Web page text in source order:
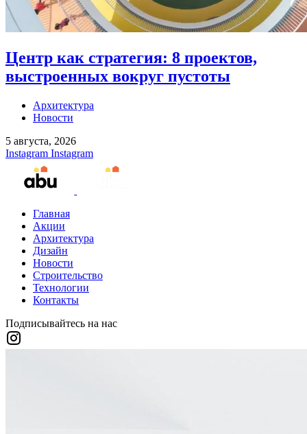
Центр как стратегия: 8 проектов,
выстроенных вокруг пустоты
Архитектура
Новости
5 августа, 2026
Instagram Instagram
Главная
Акции
Архитектура
Дизайн
Новости
Строительство
Технологии
Контакты
Подписывайтесь на нас